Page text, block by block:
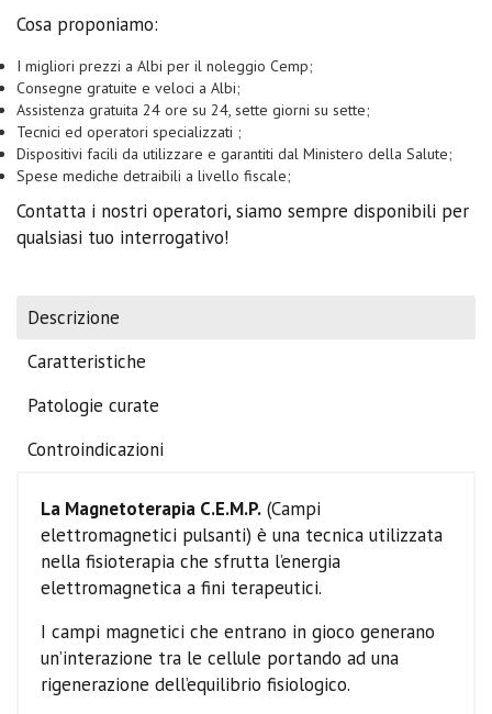
Cosa proponiamo:
I migliori prezzi a Albi per il noleggio Cemp;
Consegne gratuite e veloci a Albi;
Assistenza gratuita 24 ore su 24, sette giorni su sette;
Tecnici ed operatori specializzati ;
Dispositivi facili da utilizzare e garantiti dal Ministero della Salute;
Spese mediche detraibili a livello fiscale;
Contatta i nostri operatori, siamo sempre disponibili per
qualsiasi tuo interrogativo!
Descrizione
Caratteristiche
Patologie curate
Controindicazioni
La Magnetoterapia C.E.M.P. (Campi
elettromagnetici pulsanti) è una tecnica utilizzata
nella fisioterapia che sfrutta l’energia
elettromagnetica a fini terapeutici.
I campi magnetici che entrano in gioco generano
un’interazione tra le cellule portando ad una
rigenerazione dell’equilibrio fisiologico.